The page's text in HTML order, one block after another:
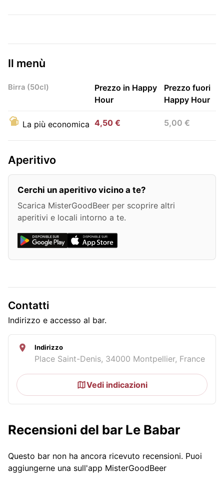
Il menù
Birra (50cl)
Prezzo in Happy
Hour
Prezzo fuori
Happy Hour
La più economica 4,50 € 5,00 €
Aperitivo
Cerchi un aperitivo vicino a te?
Scarica MisterGoodBeer per scoprire altri
aperitivi e locali intorno a te.
Contatti
Indirizzo e accesso al bar.
Indirizzo
Place Saint-Denis, 34000 Montpellier, France
Vedi indicazioni
Recensioni del bar Le Babar
Questo bar non ha ancora ricevuto recensioni. Puoi
aggiungerne una sull'app MisterGoodBeer